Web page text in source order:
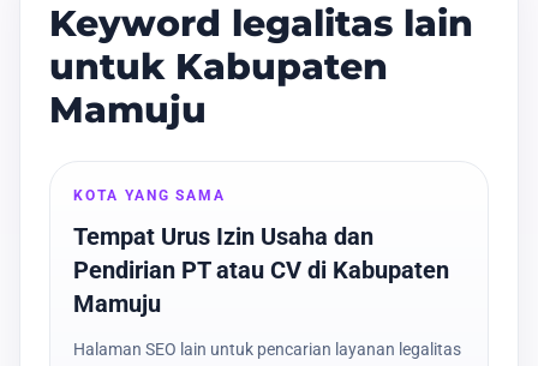
Keyword legalitas lain
untuk Kabupaten
Mamuju
KOTA YANG SAMA
Tempat Urus Izin Usaha dan
Pendirian PT atau CV di Kabupaten
Mamuju
Halaman SEO lain untuk pencarian layanan legalitas